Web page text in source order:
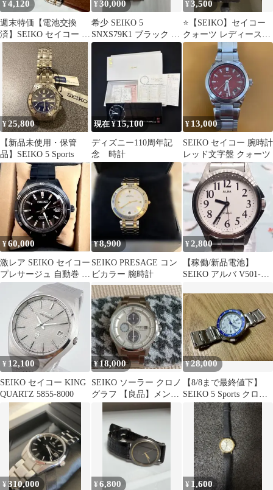
¥4,120
週末特価【電池交換
済】SEIKO セイコー ヴ
ィンテージ コンビ デイ
ト 日本製
¥30,000
希少 SEIKO 5
SNXS79K1 ブラック サ
ンレイ 自動巻き デイデ
イト
¥3,500
⭐️【SEIKO】セイコー
クォーツ レディース腕
時計 ヴィンテージ
¥25,800
【新品未使用・保管
品】SEIKO 5 Sports
現在 ¥15,100
ディズニー110周年記
念 時計
¥ 13,000
SEIKO セイコー 腕時計
レッド文字盤 クォーツ
¥60,000
激レア SEIKO セイコー
プレサージュ 自動巻 ブ
ラック黒SARY215
¥8,900
SEIKO PRESAGE コン
ビカラー 腕時計
¥2,800
【稼働/新品電池】
SEIKO アルバ V501-
計
¥ 12,100
SEIKO セイコー KING
QUARTZ 5855-8000
¥18,000
SEIKO ソーラー クロノ
グラフ 【良品】メンズ
¥28,000
【8/8まで最終値下】
SEIKO 5 Sports クロッ
クハウス限定モデル
¥310,000 ¥6,800 ¥ 1,600